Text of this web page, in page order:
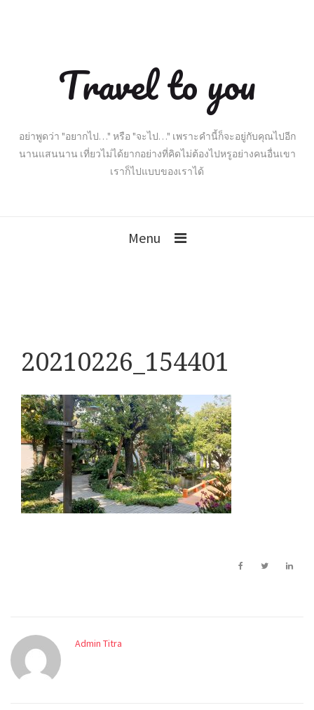
Travel to you
อย่าพูดว่า "อยากไป…" หรือ "จะไป…" เพราะคำนี้ก็จะอยู่กับคุณไปอีก
นานแสนนาน เที่ยวไม่ได้ยากอย่างที่คิดไม่ต้องไปหรูอย่างคนอื่นเขา
เราก็ไปแบบของเราได้
Menu
20210226_154401
Admin Titra